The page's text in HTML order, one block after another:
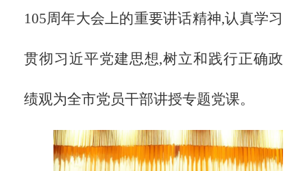
105周年大会上的重要讲话精神,认真学习
贯彻习近平党建思想,树立和践行正确政
绩观为全市党员干部讲授专题党课。